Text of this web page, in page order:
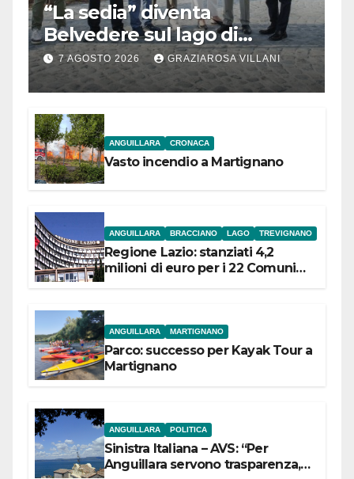
“La sedia” diventa
Belvedere sul lago di
Bracciano: ieri
l’inaugurazione
7 AGOSTO 2026 GRAZIAROSA VILLANI
ANGUILLARA CRONACA
Vasto incendio a Martignano
ANGUILLARA BRACCIANO LAGO TREVIGNANO
Regione Lazio: stanziati 4,2
milioni di euro per i 22 Comuni
ANGUILLARA MARTIGNANO
Parco: successo per Kayak Tour a
Martignano
ANGUILLARA POLITICA
Sinistra Italiana – AVS: “Per
Anguillara servono trasparenza,